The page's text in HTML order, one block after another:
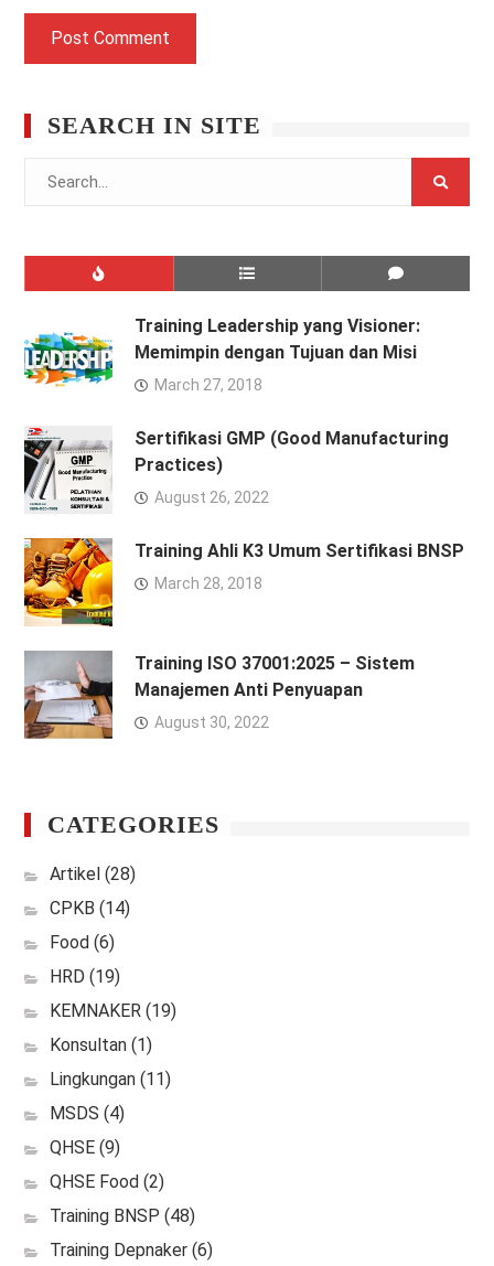
SEARCH IN SITE
Training Leadership yang Visioner:
Memimpin dengan Tujuan dan Misi
March 27, 2018
Sertifikasi GMP (Good Manufacturing
Practices)
August 26, 2022
Training Ahli K3 Umum Sertifikasi BNSP
March 28, 2018
Training ISO 37001:2025 – Sistem
Manajemen Anti Penyuapan
August 30, 2022
CATEGORIES
Artikel(28)
CPKB (14)
Food(6)
HRD (19)
KEMNAKER(19)
Konsultan(1)
Lingkungan(11)
MSDS (4)
QHSE(9)
QHSE Food(2)
Training BNSP (48)
Training Depnaker(6)